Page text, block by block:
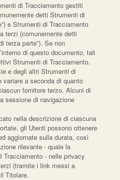
di Tracciamento gestiti
detti Strumenti di
e Strumenti di Tracciamento
terzi (comunemente detti
terza parte”). Se non
di questo documento, tali
Strumenti di Tracciamento.
e degli altri Strumenti di
a seconda di quanto
fornitore terzo. Alcuni di
sessione di navigazione
nella descrizione di ciascuna
gli Utenti possono ottenere
aggiornate sulla durata, così
rilevante - quale la
Tracciamento - nelle privacy
(tramite i link messi a
Titolare.